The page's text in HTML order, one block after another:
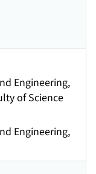
Engineering,
of Science
Engineering,